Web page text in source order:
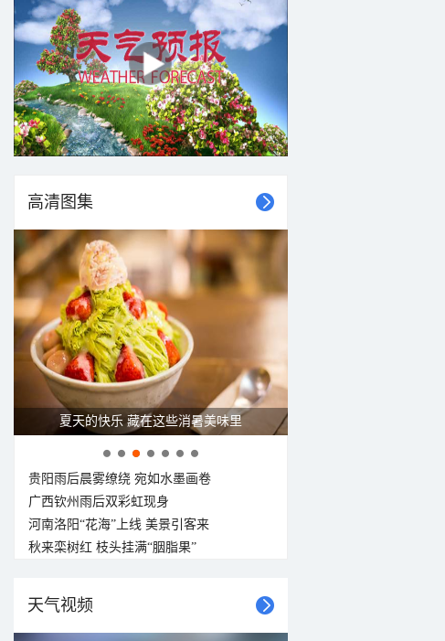
20时 21时 22时 23时 00时 01时
东北风
<3级
东北风
<3级
东北风
<3级
东北风 北风 北风
25°C
22°C
高清图集
夏天的快乐 藏在这些消暑美味里
贵阳雨后晨雾缭绕 宛如水墨画卷
广西钦州雨后双彩虹现身
河南洛阳“花海”上线 美景引客来
秋来栾树红 枝头挂满“胭脂果”
天气视频